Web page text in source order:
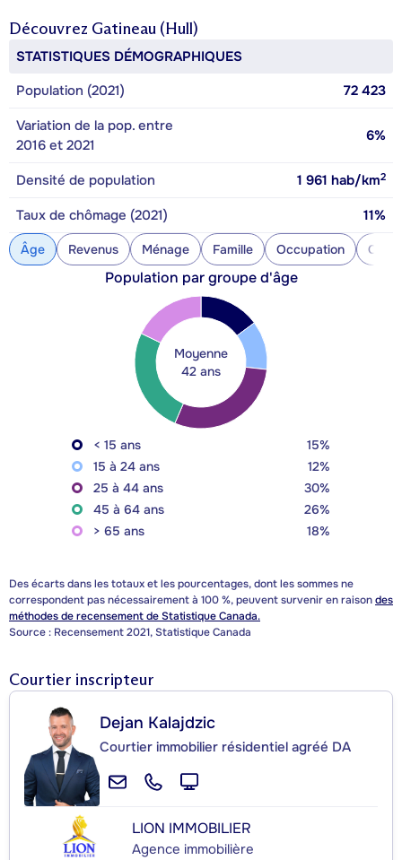
Découvrez Gatineau (Hull)
STATISTIQUES DÉMOGRAPHIQUES
Population (2021)
72 423
Variation de la pop. entre
2016 et 2021
6%
Densité de population 1 961 hab/km2
Taux de chômage (2021) 11%
Âge Revenus Ménage Famille Occupation
Population par groupe d'âge
Moyenne
42 ans
< 15 ans
15%
15 à 24 ans
12%
25 à 44 ans
30%
45 à 64 ans
26%
> 65 ans
18%
Des écarts dans les totaux et les pourcentages, dont les sommes ne
correspondent pas nécessairement à 100 %, peuvent survenir en raisondes
méthodes de recensement de Statistique Canada.
Source : Recensement 2021, Statistique Canada
Courtier inscripteur
Dejan Kalajdzic
Courtier immobilier résidentiel agréé DA
LION IMMOBILIER
Agence immobilière